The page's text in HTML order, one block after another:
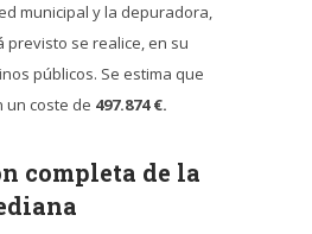
municipal y la depuradora,
previsto se realice, en su
públicos. Se estima que
un coste de 497.874 €.
completa de la